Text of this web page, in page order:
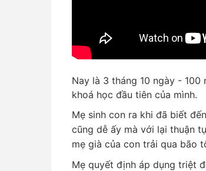
Nay là 3 tháng 10 ngày -
khoá học đầu tiên của mình.
Mẹ sinh con ra khi đã biết
cũng dễ ấy mà với lại thuận
mẹ già của con trải qua bão
Mẹ quyết định áp dụng triệt